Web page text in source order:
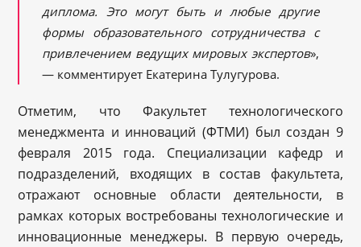
диплома. Это могут быть и любые другие
формы образовательного сотрудничества с
привлечением ведущих мировых экспертов»,
— комментирует Екатерина Тулугурова.
Отметим, что Факультет технологического
менеджмента и инноваций (ФТМИ) был создан 9
февраля 2015 года. Специализации кафедр и
подразделений, входящих в состав факультета,
отражают основные области деятельности, в
рамках которых востребованы технологические и
инновационные менеджеры. В первую очередь,